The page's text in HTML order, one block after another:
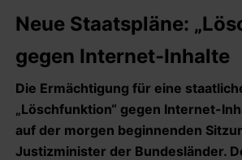
Neue Staatspläne:
gegen Internet-Inhalte
Die Ermächtigung für eine
„Löschfunktion“ gegen Internet-
auf der morgen beginnenden
Justizminister der Bundesländer.